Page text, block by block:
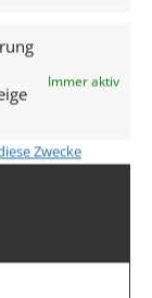
Immer aktiv
Zwecke
weiß
82,00€
zzgl.